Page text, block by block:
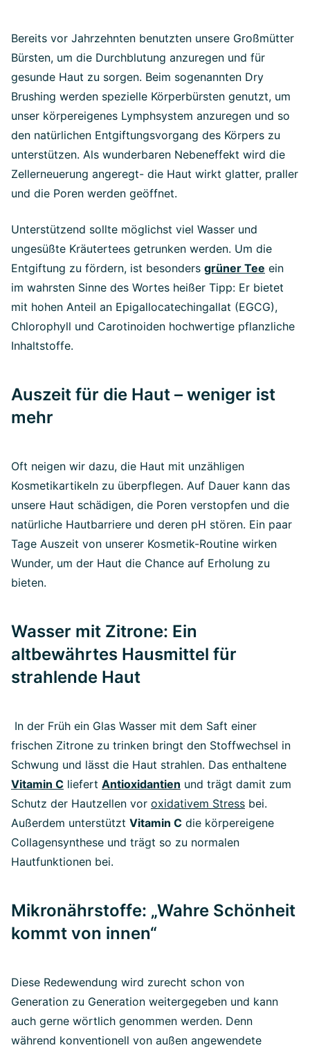
Bereits vor Jahrzehnten benutzten unsere Großmütter
Bürsten, um die Durchblutung anzuregen und für
gesunde Haut zu sorgen. Beim sogenannten Dry
Brushing werden spezielle Körperbürsten genutzt, um
unser körpereigenes Lymphsystem anzuregen und so
den natürlichen Entgiftungsvorgang des Körpers zu
unterstützen. Als wunderbaren Nebeneffekt wird die
Zellerneuerung angeregt- die Haut wirkt glatter, praller
und die Poren werden geöffnet.
Unterstützend sollte möglichst viel Wasser und
ungesüßte Kräutertees getrunken werden. Um die
Entgiftung zu fördern, ist besonders grüner Tee ein
im wahrsten Sinne des Wortes heißer Tipp: Er bietet
mit hohen Anteil an Epigallocatechingallat (EGCG),
Chlorophyll und Carotinoiden hochwertige pflanzliche
Inhaltstoffe.
Auszeit für die Haut – weniger ist
mehr
Oft neigen wir dazu, die Haut mit unzähligen
Kosmetikartikeln zu überpflegen. Auf Dauer kann das
unsere Haut schädigen, die Poren verstopfen und die
natürliche Hautbarriere und deren pH stören. Ein paar
Tage Auszeit von unserer Kosmetik-Routine wirken
Wunder, um der Haut die Chance auf Erholung zu
bieten.
Wasser mit Zitrone: Ein
altbewährtes Hausmittel für
strahlende Haut
In der Früh ein Glas Wasser mit dem Saft einer
frischen Zitrone zu trinken bringt den Stoffwechsel in
Schwung und lässt die Haut strahlen. Das enthaltene
Vitamin C liefert Antioxidantien und trägt damit zum
Schutz der Hautzellen vor oxidativem Stress bei.
Außerdem unterstützt Vitamin C die körpereigene
Collagensynthese und trägt so zu normalen
Hautfunktionen bei.
Mikronährstoffe: „Wahre Schönheit
kommt von innen“
Diese Redewendung wird zurecht schon von
Generation zu Generation weitergegeben und kann
auch gerne wörtlich genommen werden. Denn
während konventionell von außen angewendete